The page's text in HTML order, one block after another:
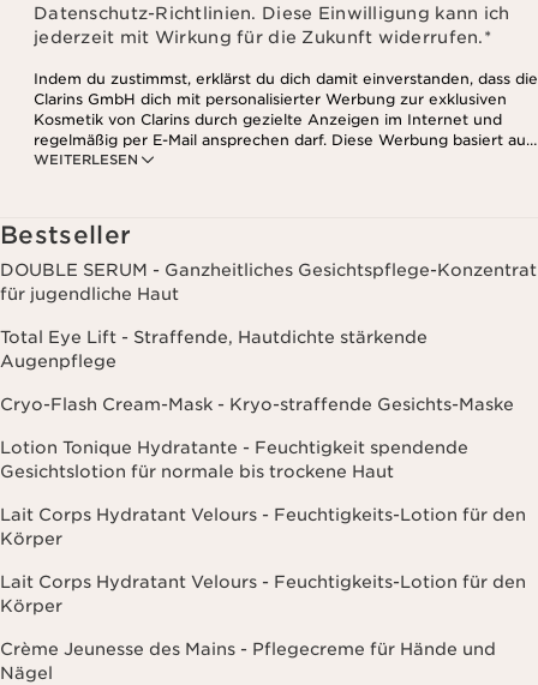
Datenschutz-Richtlinien. Diese Einwilligung kann ich
jederzeit mit Wirkung für die Zukunft widerrufen.*
WEITERLESEN
Indem du zustimmst, erklärst du dich damit einverstanden, dass die
Clarins GmbH dich mit personalisierter Werbung zur exklusiven
Kosmetik von Clarins durch gezielte Anzeigen im Internet und
regelmäßig per E-Mail ansprechen darf. Diese Werbung basiert auf
den Daten, die bei deinem Kontakt mit Clarins anfallen,
mitgeteilt hast. Außerdem stimmst du zu, dass die Clarins GmbH
dein Nutzungsverhalten im Zusammenhang mit dem Newsletter
(z.B. das Öffnen und Lesen der E-Mails) erfassen und zu
statistischen Zwecken auswerten darf. Weitere Informationen
findest du in den Datenschutz-Richtlinien. Diese Einwilligung
Bestseller
DOUBLE SERUM - Ganzheitliches Gesichtspflege-Konzentrat
für jugendliche Haut
Total Eye Lift - Straffende, Hautdichte stärkende
Augenpflege
Cryo-Flash Cream-Mask - Kryo-straffende Gesichts-Maske
Lotion Tonique Hydratante - Feuchtigkeit spendende
Gesichtslotion für normale bis trockene Haut
Lait Corps Hydratant Velours - Feuchtigkeits-Lotion für den
Körper
Lait Corps Hydratant Velours - Feuchtigkeits-Lotion für den
Körper
Crème Jeunesse des Mains - Pflegecreme für Hände und
Nägel